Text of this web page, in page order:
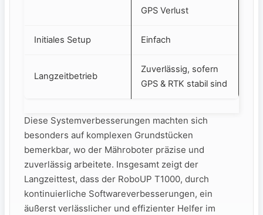
GPS Verlust
Initiales⁣ Setup Einfach
Langzeitbetrieb
Zuverlässig, sofern
GPS & RTK stabil sind
Diese Systemverbesserungen machten ⁣sich
besonders auf komplexen Grundstücken
bemerkbar, wo der Mähroboter präzise und
zuverlässig arbeitete. Insgesamt zeigt der
Langzeittest, ⁤dass der RoboUP T1000, durch
kontinuierliche Softwareverbesserungen,‌ ein
äußerst verlässlicher und effizienter Helfer ⁢im